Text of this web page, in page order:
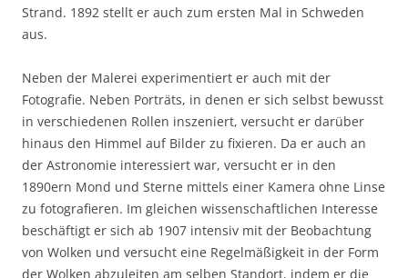
Strand. 1892 stellt er auch zum ersten Mal in Schweden
aus.
Neben der Malerei experimentiert er auch mit der
Fotografie. Neben Porträts, in denen er sich selbst bewusst
in verschiedenen Rollen inszeniert, versucht er darüber
hinaus den Himmel auf Bilder zu fixieren. Da er auch an
der Astronomie interessiert war, versucht er in den
1890ern Mond und Sterne mittels einer Kamera ohne Linse
zu fotografieren. Im gleichen wissenschaftlichen Interesse
beschäftigt er sich ab 1907 intensiv mit der Beobachtung
von Wolken und versucht eine Regelmäßigkeit in der Form
der Wolken abzuleiten am selben Standort, indem er die